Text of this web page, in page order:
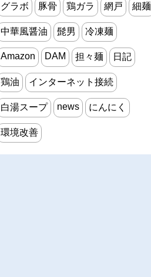
グラボ 豚骨 鶏ガラ 網戸 細麺
中華風醤油 髭男 冷凍麺
Amazon DAM 担々麺 日記
鶏油 インターネット接続
白湯スープ news にんにく
環境改善